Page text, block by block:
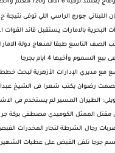
6 آلاف و720 معلم وأخصائي اع...
اللبناني چورچ الراسي اللي توفى نتيجة
البحرية بالامارات يستقبل قائد القوات
الصف التاسع طبقا لمنهاج دولة
السموم وأخيها 4 ايام بجرجا
مع مديري الإدارات الأزهرية لبحث خطط
عصمت رضوان يكتب شعرا فى الشيخ
الطيران المسير لم يستخدم في
مقتل الممثل الكوميدي مصطفي بركة
رجال الشرطة لتجار المخدرات
جرجا تلقى القبض على عطيات